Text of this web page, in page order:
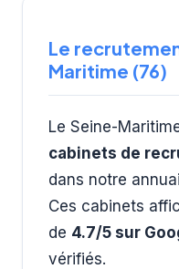
Le
Maritime (76)
Le Seine-
cabinets de
dans notre
Ces cabinets
de 4.7/5 sur
vérifiés.